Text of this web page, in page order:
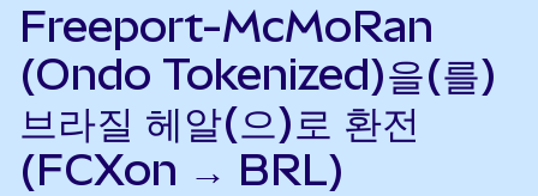
Freeport-McMoRan
(Ondo Tokenized)을(를)
브라질 헤알(으)로 환전
(FCXon → BRL)